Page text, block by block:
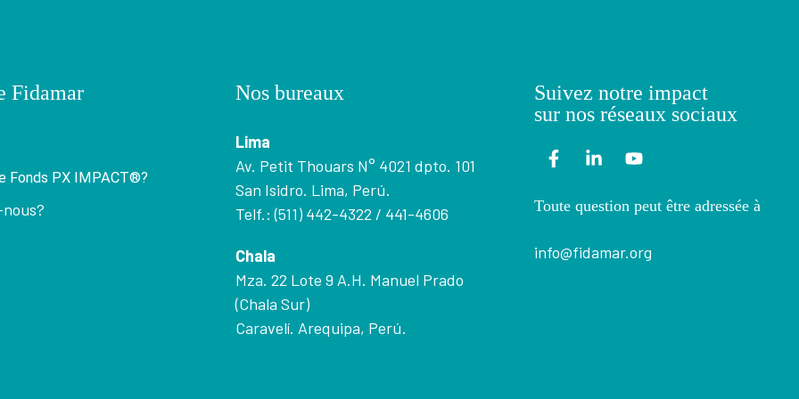
Fidamar
Fonds PX IMPACT®?
Nos bureaux
Lima
Av. Petit Thouars N° 4021 dpto. 101
San Isidro. Lima, Perú.
Telf.: (511) 442-4322 / 441-4606
Chala
Mza. 22 Lote 9 A.H. Manuel Prado
(Chala Sur)
Caravelí. Arequipa, Perú.
Suivez notre impact
sur nos réseaux sociaux
Toute question peut être adressée à
info@fidamar.org